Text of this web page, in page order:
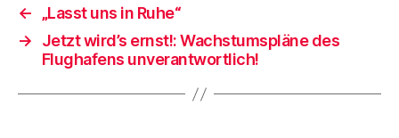
←
„Lasst uns in Ruhe“
→
Jetzt wird’s ernst!: Wachstumspläne des
Flughafens unverantwortlich!